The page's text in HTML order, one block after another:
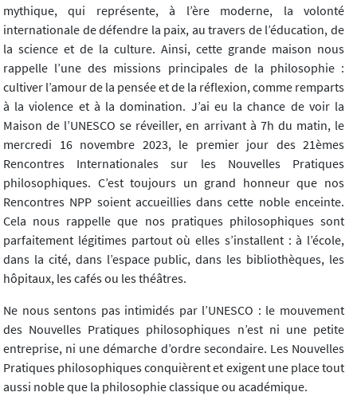
mythique, qui représente, à l’ère moderne, la volonté
internationale de défendre la paix, au travers de l’éducation, de
la science et de la culture. Ainsi, cette grande maison nous
rappelle l’une des missions principales de la philosophie :
cultiver l’amour de la pensée et de la réflexion, comme remparts
à la violence et à la domination. J’ai eu la chance de voir la
Maison de l’UNESCO se réveiller, en arrivant à 7h du matin, le
mercredi 16 novembre 2023, le premier jour des 21èmes
Rencontres Internationales sur les Nouvelles Pratiques
philosophiques. C’est toujours un grand honneur que nos
Rencontres NPP soient accueillies dans cette noble enceinte.
Cela nous rappelle que nos pratiques philosophiques sont
parfaitement légitimes partout où elles s’installent : à l’école,
dans la cité, dans l’espace public, dans les bibliothèques, les
hôpitaux, les cafés ou les théâtres.
Ne nous sentons pas intimidés par l’UNESCO : le mouvement
des Nouvelles Pratiques philosophiques n’est ni une petite
entreprise, ni une démarche d’ordre secondaire. Les Nouvelles
Pratiques philosophiques conquièrent et exigent une place tout
aussi noble que la philosophie classique ou académique.